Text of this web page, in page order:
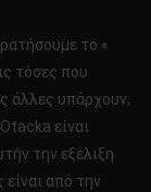
το «
τόσες που
άλλες υπάρχουν;
είναι
την εξέλιξη
από την